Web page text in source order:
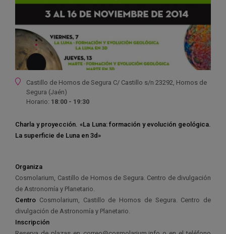
Ubicación
Castillo de Hornos de Segura C/ Castillo s/n 23292, Hornos de
Segura (Jaén)
Horario: 18:00 - 19:30
Charla y proyección. «La Luna: formación y evolución geológica.
La superficie de Luna en 3d»
Organiza
Cosmolarium, Castillo de Hornos de Segura. Centro de divulgación
de Astronomía y Planetario.
Centro Cosmolarium, Castillo de Hornos de Segura. Centro de
divulgación de Astronomía y Planetario.
Inscripción